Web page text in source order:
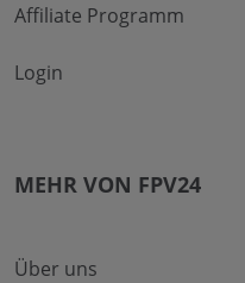
Affiliate Programm
Login
MEHR VON FPV24
Über uns